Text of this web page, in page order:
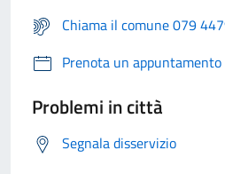
Chiama il comune 079
Prenota un appuntamento
Problemi in città
Segnala disservizio